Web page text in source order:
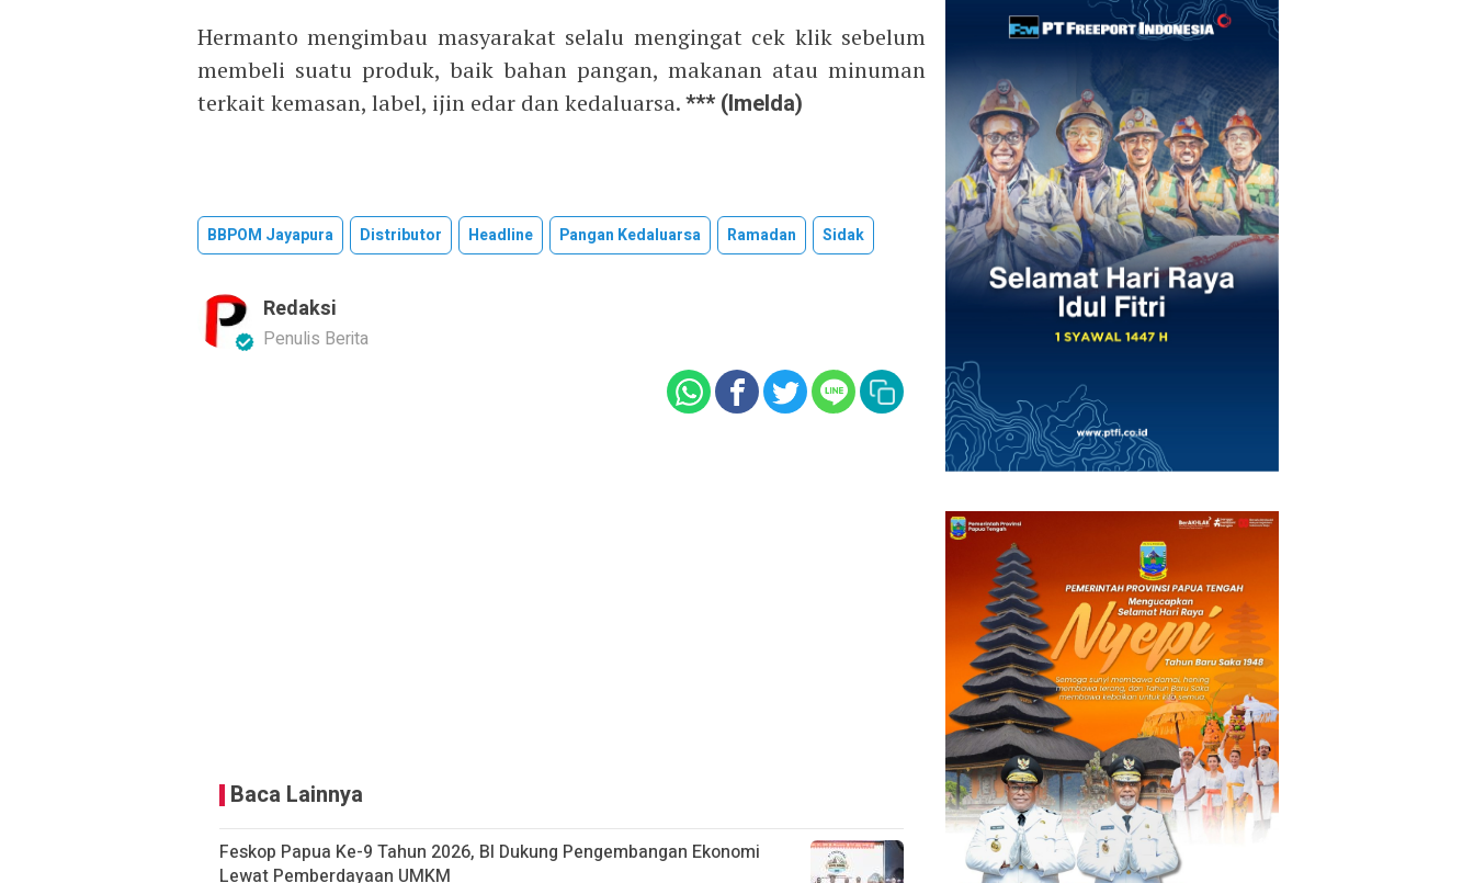
Hermanto mengimbau masyarakat selalu mengingat cek klik sebelum
membeli suatu produk, baik bahan pangan, makanan atau minuman
terkait kemasan, label, ijin edar dan kedaluarsa.*** (Imelda)
BBPOM Jayapura Distributor Headline Pangan Kedaluarsa Ramadan Sidak
Redaksi
Penulis Berita
Baca Lainnya
Feskop Papua Ke-9 Tahun 2026, BI Dukung Pengembangan Ekonomi
Lewat Pemberdayaan UMKM